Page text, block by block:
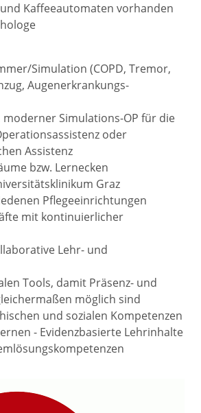
Kaffeeautomaten vorhanden
Simulation (COPD, Tremor,
Augenerkrankungs-
Simulations-OP für die
oder
Assistenz
bzw. Lernecken
Graz
Pflegeeinrichtungen
mit kontinuierlicher
Lehr- und
Tools, damit Präsenz- und
möglich sind
und sozialen Kompetenzen
- Evidenzbasierte Lehrinhalte